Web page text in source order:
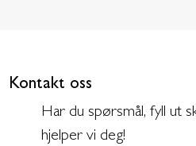
Kontakt oss
Har du spørsmål, fyll ut
hjelper vi deg!